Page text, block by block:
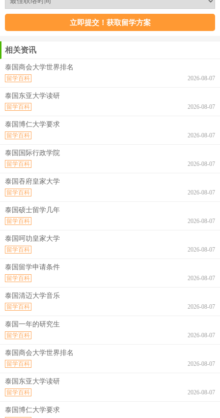
相关资讯
泰国商会大学世界排名
2026-08-07
留学百科
泰国东亚大学读研
2026-08-07
留学百科
泰国博仁大学要求
2026-08-07
留学百科
泰国国际行政学院
2026-08-07
留学百科
泰国吞府皇家大学
2026-08-07
留学百科
泰国硕士留学几年
2026-08-07
留学百科
泰国呵叻皇家大学
2026-08-07
留学百科
泰国留学申请条件
2026-08-07
留学百科
泰国清迈大学音乐
2026-08-07
留学百科
泰国一年的研究生
2026-08-07
留学百科
泰国商会大学世界排名
2026-08-07
留学百科
泰国东亚大学读研
2026-08-07
留学百科
泰国博仁大学要求